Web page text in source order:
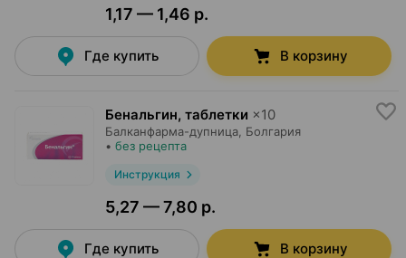
1,17 — 1,46 р.
Где купить В корзину
Бенальгин, таблетки ×10
Балканфарма-дупница , Болгария
• без рецепта
Инструкция
5,27 — 7,80 р.
Где купить В корзину